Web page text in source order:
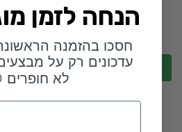
שמור בדפדפן זה את השם,
10% הנחה לזמן
חסכו בהזמנה
עדכונים רק על
לא חופרים